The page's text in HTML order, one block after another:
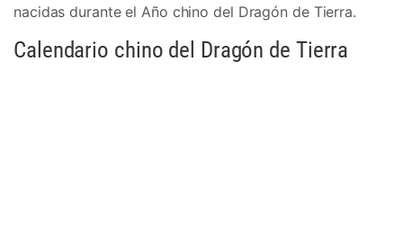
nacidas durante el Año chino del Dragón de Tierra.
Calendario chino del Dragón de Tierra